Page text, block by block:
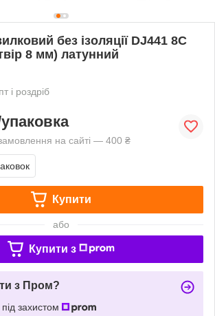
без ізоляції DJ441 8C
8 мм) латунний
і роздріб
на сайті — 400 ₴
Купити
або
Купити з
з Пром?
захистом